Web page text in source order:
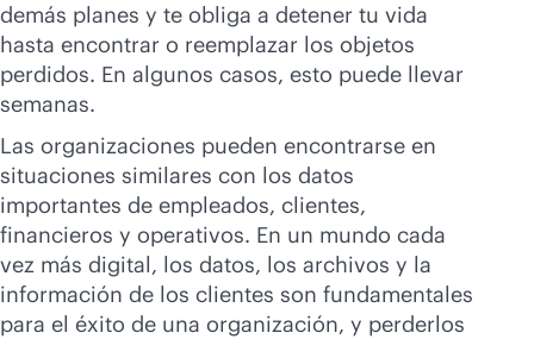
demás planes y te obliga a detener tu vida
hasta encontrar o reemplazar los objetos
perdidos. En algunos casos, esto puede llevar
semanas.
Las organizaciones pueden encontrarse en
situaciones similares con los datos
importantes de empleados, clientes,
financieros y operativos. En un mundo cada
vez más digital, los datos, los archivos y la
información de los clientes son fundamentales
para el éxito de una organización, y perderlos